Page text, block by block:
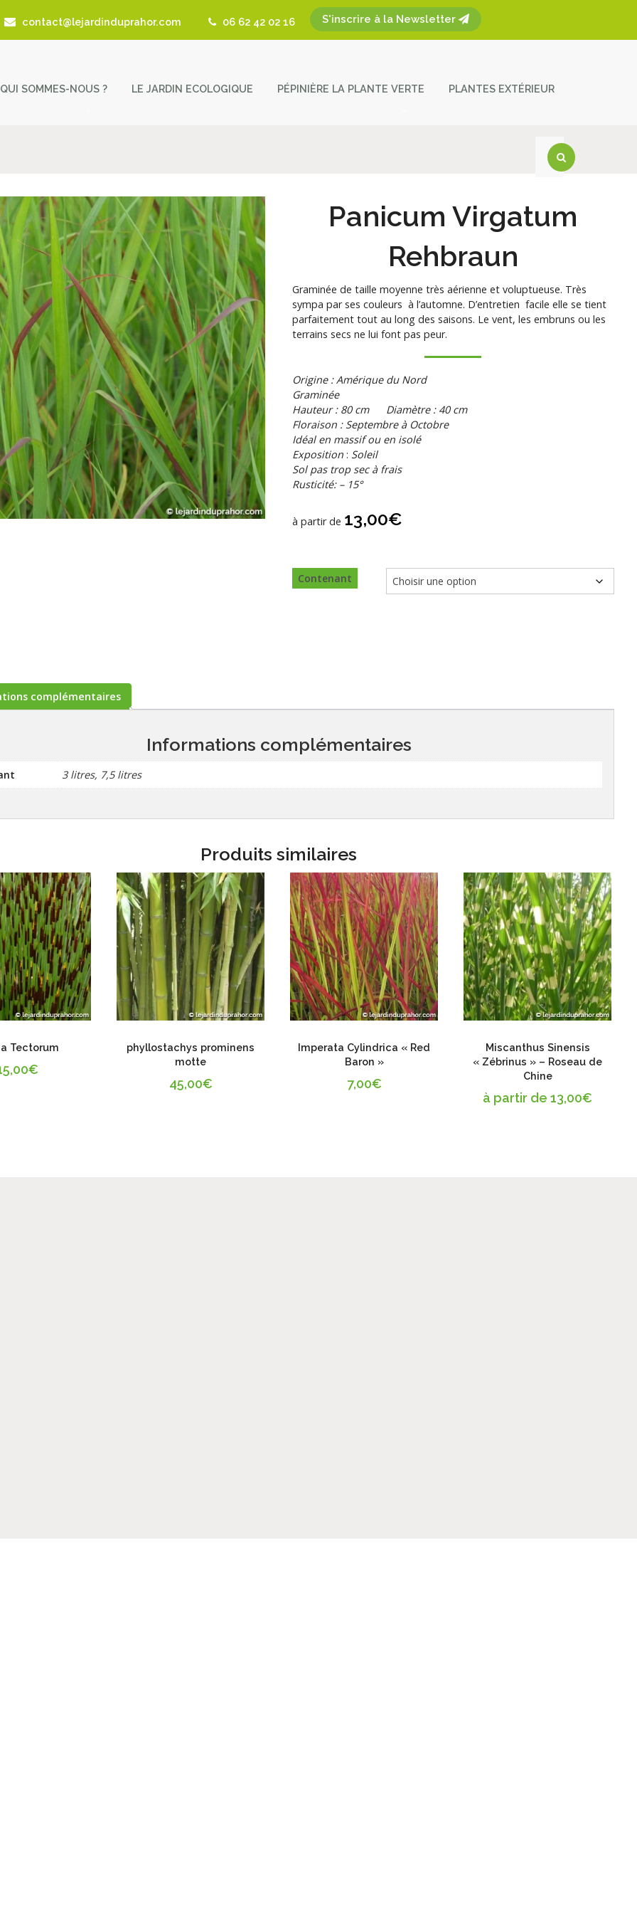
contact@lejardinduprahor.com 06 62 42 02 16 S'inscrire à la Newsletter
QUI SOMMES-NOUS ?
Actualités
Revue de presse
Coup de Coeur – Liens utiles
LE JARDIN ECOLOGIQUE PÉPINIÈRE LA PLANTE VERTE PLANTES EXTÉRIEUR
Panicum Virgatum
Rehbraun
Graminée de taille moyenne très aérienne et voluptueuse. Très
sympa par ses couleurs à l’automne. D’entretien facile elle se tient
parfaitement tout au long des saisons. Le vent, les embruns ou les
terrains secs ne lui font pas peur.
Origine : Amérique du Nord
Graminée
Hauteur : 80 cm Diamètre : 40 cm
Floraison : Septembre à Octobre
Idéal en massif ou en isolé
Exposition: Soleil
Sol pas trop sec à frais
Rusticité: – 15°
à partir de 13,00€
Contenant
complémentaires
Informations complémentaires
3 litres, 7,5 litres
Produits similaires
Tectorum
€
phyllostachys prominens
motte
45,00€
Imperata Cylindrica « Red
Baron »
7,00€
Miscanthus Sinensis
« Zébrinus » – Roseau de
Chine
à partir de13,00€